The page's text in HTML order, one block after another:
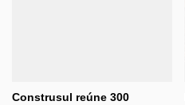
Construsul reúne 300